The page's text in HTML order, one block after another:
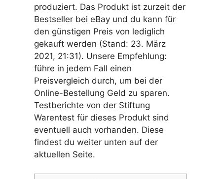
produziert. Das Produkt ist zurzeit der
Bestseller bei eBay und du kann für
den günstigen Preis von lediglich
gekauft werden (Stand: 23. März
2021, 21:31). Unsere Empfehlung:
führe in jedem Fall einen
Preisvergleich durch, um bei der
Online-Bestellung Geld zu sparen.
Testberichte von der Stiftung
Warentest für dieses Produkt sind
eventuell auch vorhanden. Diese
findest du weiter unten auf der
aktuellen Seite.